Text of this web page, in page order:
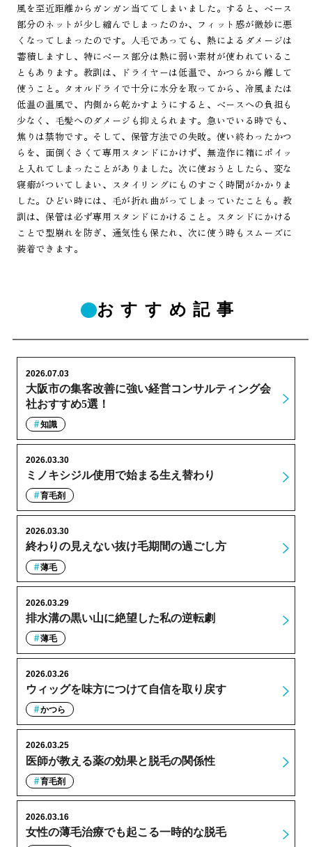
風を至近距離からガンガン当ててしまいました。すると、ベース
部分のネットが少し縮んでしまったのか、フィット感が微妙に悪
くなってしまったのです。人毛であっても、熱によるダメージは
蓄積しますし、特にベース部分は熱に弱い素材が使われているこ
ともあります。教訓は、ドライヤーは低温で、かつらから離して
使うこと。タオルドライで十分に水分を取ってから、冷風または
低温の温風で、内側から乾かすようにすると、ベースへの負担も
少なく、毛髪へのダメージも抑えられます。急いでいる時でも、
焦りは禁物です。そして、保管方法での失敗。使い終わったかつ
らを、面倒くさくて専用スタンドにかけず、無造作に箱にポイッ
と入れてしまったことがありました。次に使おうとしたら、変な
寝癖がついてしまい、スタイリングにものすごく時間がかかりま
した。ひどい時には、毛が折れ曲がってしまっていたことも。教
訓は、保管は必ず専用スタンドにかけること。スタンドにかける
ことで型崩れを防ぎ、通気性も保たれ、次に使う時もスムーズに
装着できます。
おすすめ記事
大阪市の集客改善に強い経営コンサルティング会
社おすすめ5選！
2026.07.03
知識
ミノキシジル使用で始まる生え替わり
2026.03.30
育毛剤
終わりの見えない抜け毛期間の過ごし方
2026.03.30
薄毛
排水溝の黒い山に絶望した私の逆転劇
2026.03.29
薄毛
ウィッグを味方につけて自信を取り戻す
2026.03.26
かつら
医師が教える薬の効果と脱毛の関係性
2026.03.25
育毛剤
女性の薄毛治療でも起こる一時的な脱毛
2026.03.16